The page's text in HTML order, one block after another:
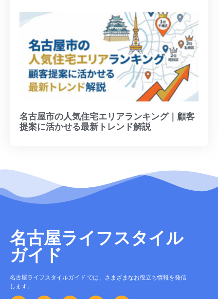
名古屋市の人気住宅エリアランキング｜顧客
提案に活かせる最新トレンド解説
名古屋ライフスタイル
ガイド
名古屋ライフスタイルガイド では、さまざまなお役立ち情報を発信
します。